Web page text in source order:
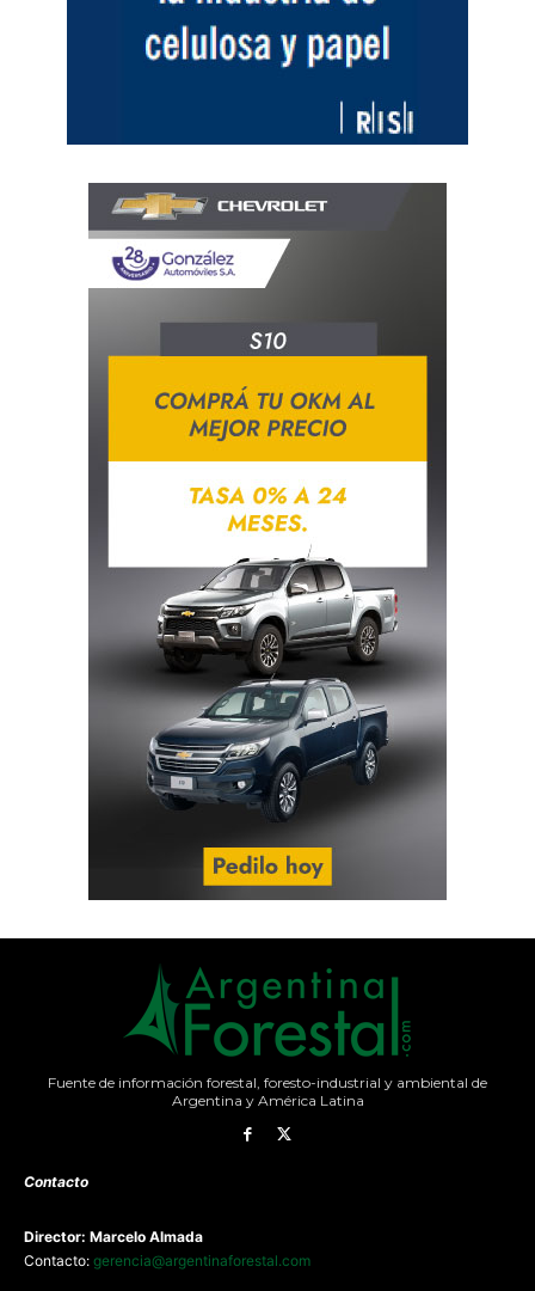
Fuente de información forestal, foresto-industrial y ambiental de
Argentina y América Latina
Contacto
Director: Marcelo Almada
Contacto: gerencia@argentinaforestal.com